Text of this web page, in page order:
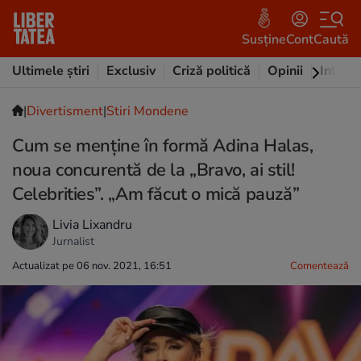
SusțineContCaută
Ultimele știri
Exclusiv Criză politică Opinii
|Divertisment|Stiri Mondene
Cum se menține în formă Adina Halas,
noua concurentă de la „Bravo, ai stil!
Celebrities”. „Am făcut o mică pauză”
Livia Lixandru
Jurnalist
Actualizat pe 06 nov. 2021, 16:51 Comentează